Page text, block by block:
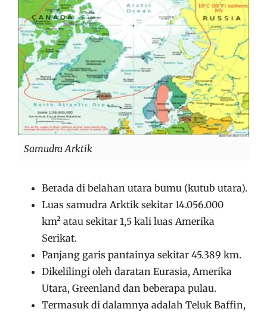
Samudra Arktik
Berada di belahan utara bumu (kutub utara).
Luas samudra Arktik sekitar 14.056.000
km² atau sekitar 1,5 kali luas Amerika
Serikat.
Panjang garis pantainya sekitar 45.389 km.
Dikelilingi oleh daratan Eurasia, Amerika
Utara, Greenland dan beberapa pulau.
Termasuk di dalamnya adalah Teluk Baffin,